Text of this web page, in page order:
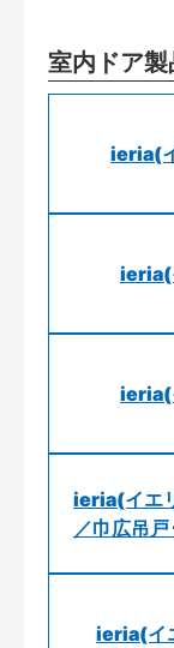
室内ドア
ieria(
ieria(
ieria(
ieria(イエ
／巾広吊戸
ieria(イ